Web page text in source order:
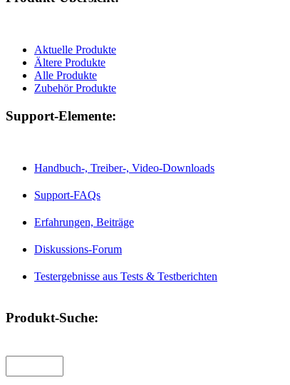
Aktuelle Produkte
Ältere Produkte
Alle Produkte
Zubehör Produkte
Support-Elemente:
Handbuch-, Treiber-, Video-Downloads
Support-FAQs
Erfahrungen, Beiträge
Diskussions-Forum
Testergebnisse aus Tests & Testberichten
Produkt-Suche: